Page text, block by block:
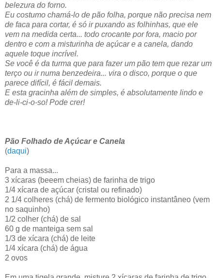
belezura do forno.
Eu costumo chamá-lo de pão folha, porque não precisa nem
de faca para cortar, é só ir puxando as folhinhas, que ele
vem na medida certa... todo crocante por fora, macio por
dentro e com a misturinha de açúcar e a canela, dando
aquele toque incrível.
Se você é da turma que para fazer um pão tem que rezar um
terço ou ir numa benzedeira... vira o disco, porque o que
parece difícil, é fácil demais.
E esta gracinha além de simples, é absolutamente lindo e
de-li-ci-o-so! Pode crer!
Pão Folhado de Açúcar e Canela
(daqui)
Para a massa...
3 xícaras (beeem cheias) de farinha de trigo
1/4 xícara de açúcar (cristal ou refinado)
2 1/4 colheres (chá) de fermento biológico instantâneo (vem
no saquinho)
1/2 colher (chá) de sal
60 g de manteiga sem sal
1/3 de xícara (chá) de leite
1/4 xícara (chá) de água
2 ovos